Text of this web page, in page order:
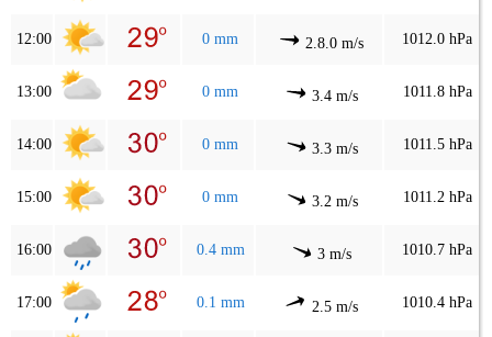
12:00 0 mm 2.8.0 m/s 1012.0 hPa
13:00 0 mm 3.4 m/s 1011.8 hPa
14:00 0 mm 3.3 m/s 1011.5 hPa
15:00 0 mm 3.2 m/s 1011.2 hPa
16:00 0.4 mm 3 m/s 1010.7 hPa
17:00 0.1 mm 2.5 m/s 1010.4 hPa